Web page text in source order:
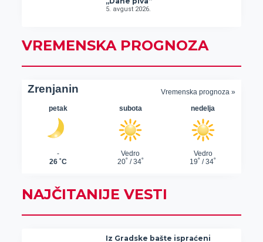
5. avgust 2026.
VREMENSKA PROGNOZA
NAJČITANIJE VESTI
Iz Gradske bašte ispraćeni